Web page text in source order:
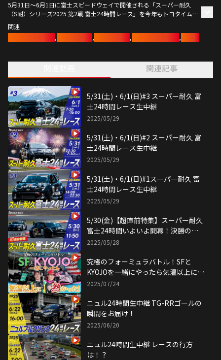
5月31日～6月1日に富士スピードウェイで開催される「スーパー耐久
（S耐）シリーズ2025 第2戦 富士24時間レース」を今年もトヨタイムズ
では現地から24時間中継！
TOYOTA GAZOO ROOKIE Racingも参戦するST-Qクラスを中心にレース
の様子をお伝えしながら、
耐久レースの場で行われているクルマづくりの様子を余すことなくお伝
えします。
イベント広場やキャンプエリアなど、イベントの盛り上がりもお届け。
参戦ドライバーやトヨタアスリートたちも番組に登場予定。
さらに、昨年に続きS耐TVとのコラボレーション企画も！？
みんなでお祭りを盛り上げよう！ワントヨタ！ジャンボ
関連
, , , ,
関連記事
5/31(土)・6/1(日)#3 スーパー耐久 富
士24時間レース生中継
2025/05/29
5/31(土)・6/1(日)#2 スーパー耐久 富
士24時間レース生中継
2025/05/29
5/31(土)・6/1(日)#1スーパー耐久 富
士24時間レース生中継
2025/05/29
5/30(金)【超直前特集】スーパー耐久
富士24時間いよいよ開幕！決勝の見
どころを完全予習！
2025/05/28
究極のフォーミュラバトル！SFと
KYOJOを一緒にやったら気温以上に熱
かった！
2025/07/24
ニュル24時間生中継 TG-RRゴールの
瞬間をお届け！
2025/06/20
ニュル24時間生中継 レースの行方
は！？